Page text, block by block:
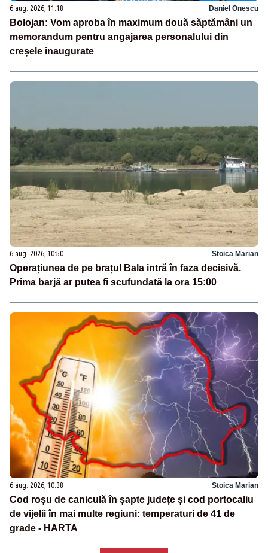
6 aug. 2026, 11:18 Daniel Onescu
Bolojan: Vom aproba în maximum două săptămâni un
memorandum pentru angajarea personalului din
creșele inaugurate
6 aug. 2026, 10:50 Stoica Marian
Operațiunea de pe brațul Bala intră în faza decisivă.
Prima barjă ar putea fi scufundată la ora 15:00
6 aug. 2026, 10:38 Stoica Marian
Cod roșu de caniculă în șapte județe și cod portocaliu
de vijelii în mai multe regiuni: temperaturi de 41 de
grade - HARTA